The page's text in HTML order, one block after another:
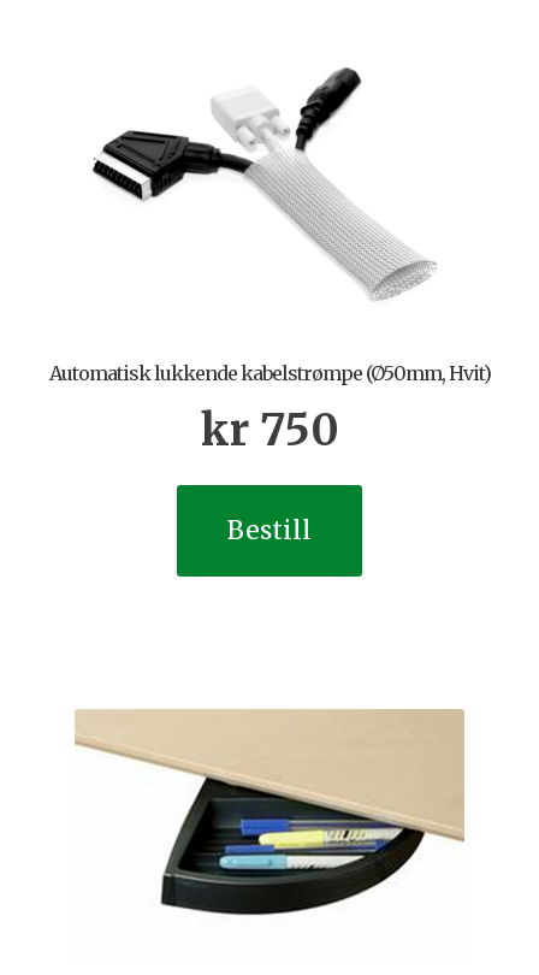
Automatisk lukkende kabelstrømpe (Ø50mm, Hvit)
kr750
Bestill